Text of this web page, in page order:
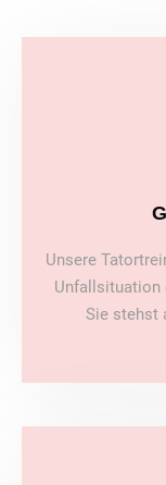
Unsere
Unfallsituation
Sie stehst